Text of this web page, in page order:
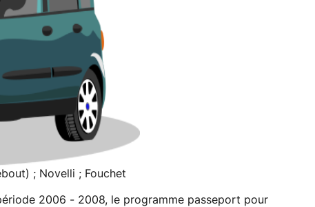
; Novelli ; Fouchet
2006 - 2008, le programme passeport pour